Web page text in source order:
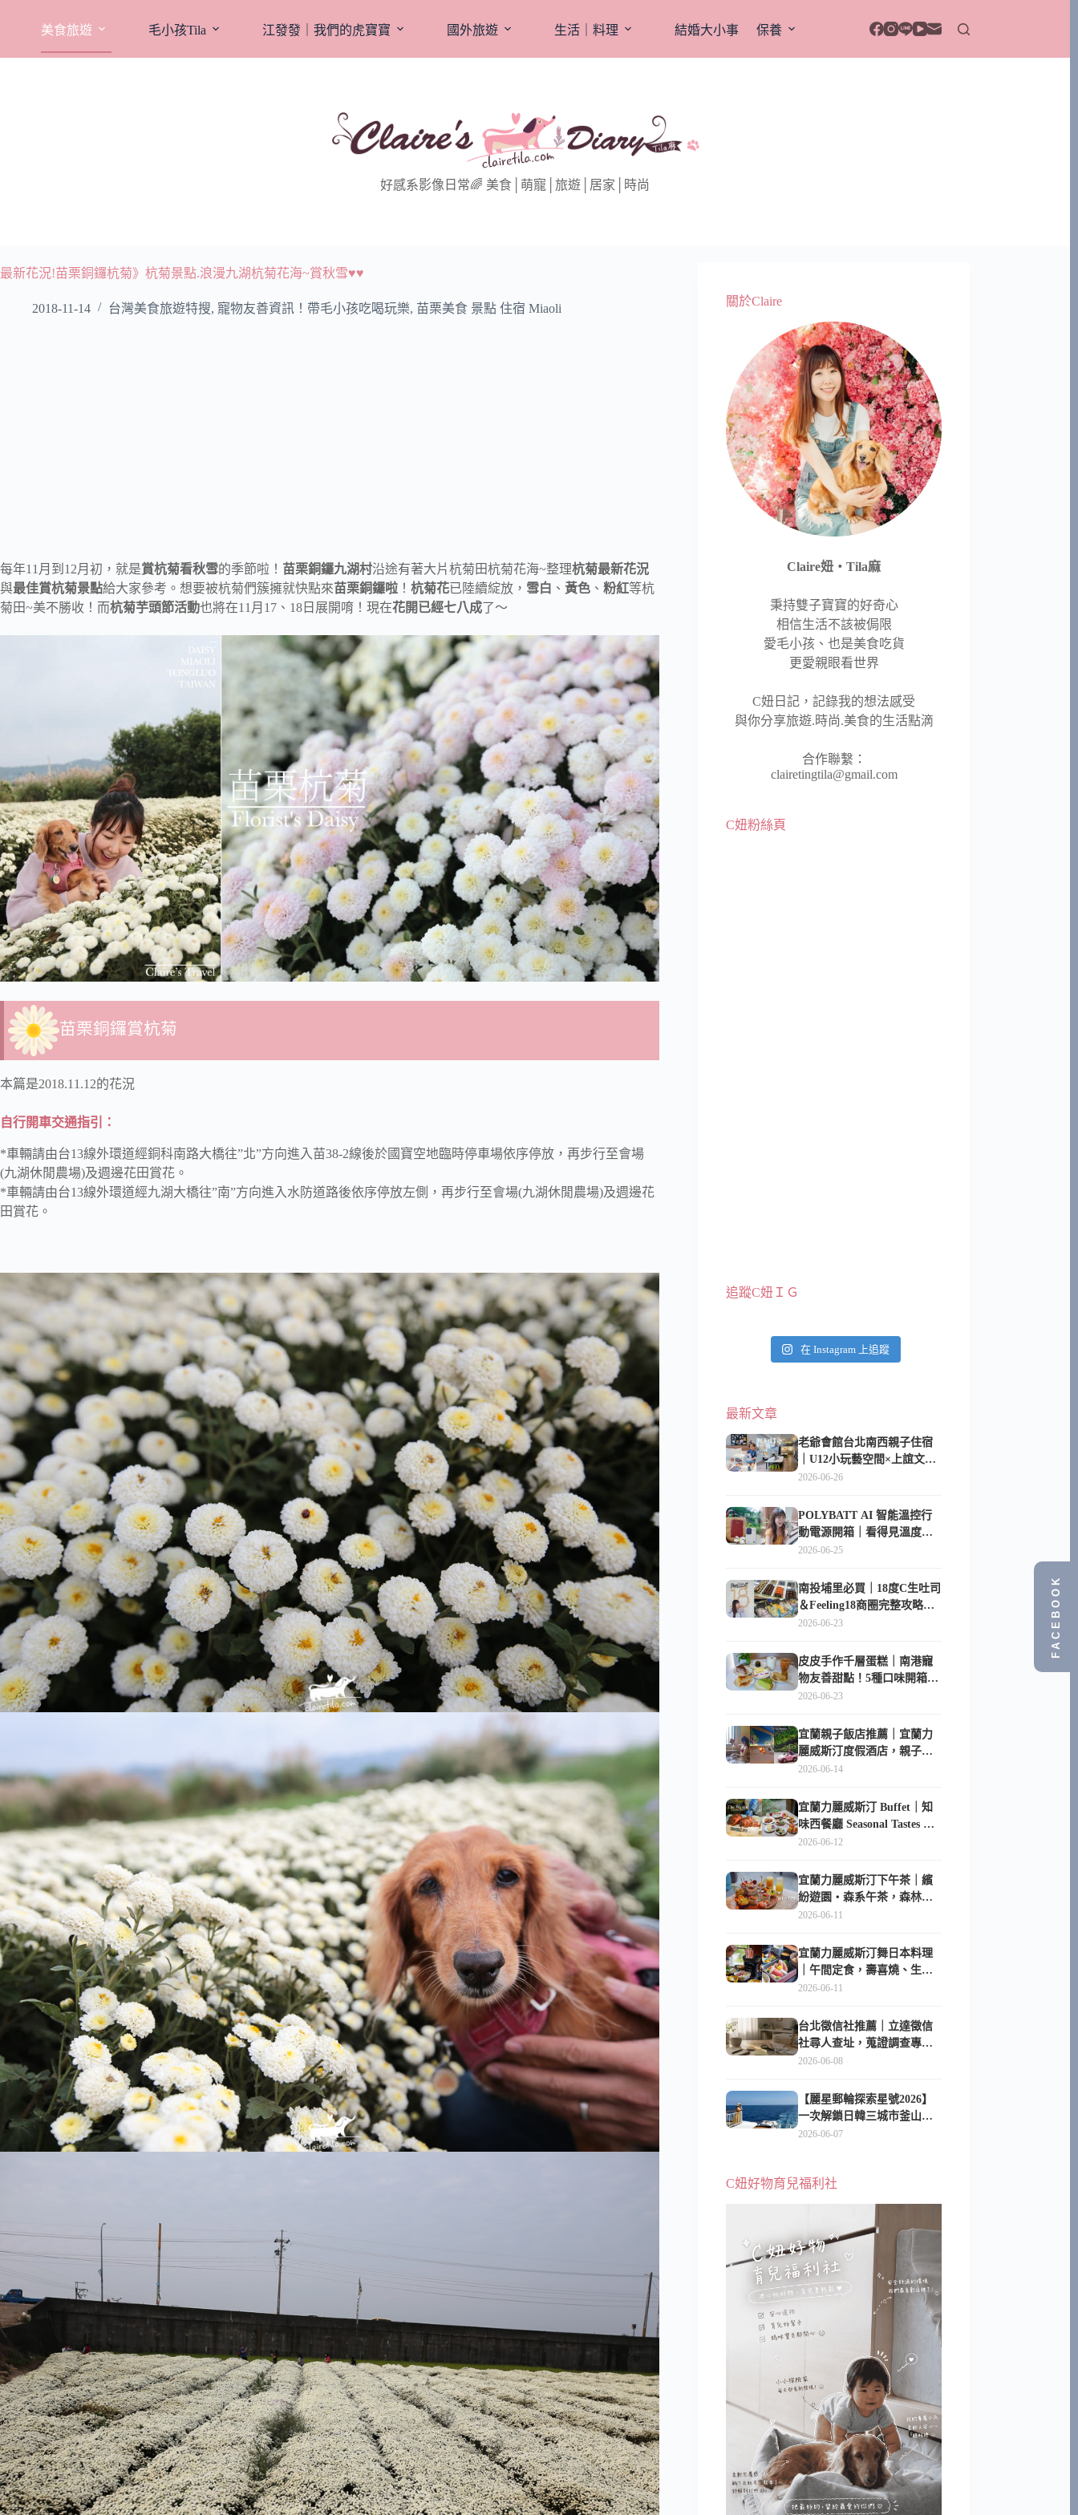
美食旅遊 毛小孩Tila 江發發｜我們的虎寶寶 國外旅遊 生活｜料理 結婚大小事 保養
好感系影像日常🌈 美食│萌寵│旅遊│居家│時尚
最新花況!苗栗銅鑼杭菊》杭菊景點.浪漫九湖杭菊花海~賞秋雪♥♥
2018-11-14 台灣美食旅遊特搜, 寵物友善資訊！帶毛小孩吃喝玩樂, 苗栗美食 景點 住宿 Miaoli
每年11月到12月初，就是賞杭菊看秋雪的季節啦！ 苗栗銅鑼九湖村沿途有著大片杭菊田杭菊花海~整理杭菊最新花況
與最佳賞杭菊景點給大家參考。想要被杭菊們簇擁就快點來苗栗銅鑼啦 ！ 杭菊花已陸續綻放， 雪白 、 黃色 、 粉紅等杭
菊田~美不勝收！而杭菊芋頭節活動也將在11月17、18日展開唷！現在花開已經七八成了～
苗栗銅鑼賞杭菊
本篇是2018.11.12的花況
自行開車交通指引：
*車輛請由台13線外環道經銅科南路大橋往”北”方向進入苗38-2線後於國寶空地臨時停車場依序停放，再步行至會場
(九湖休閒農場)及週邊花田賞花。
*車輛請由台13線外環道經九湖大橋往”南”方向進入水防道路後依序停放左側，再步行至會場(九湖休閒農場)及週邊花
田賞花。
關於Claire
Claire妞‧Tila麻
秉持雙子寶寶的好奇心
相信生活不該被侷限
愛毛小孩、也是美食吃貨
更愛親眼看世界
C妞日記，記錄我的想法感受
與你分享旅遊.時尚.美食的生活點滴
合作聯繫：
clairetingtila@gmail.com
C妞粉絲頁
追蹤C妞ＩＧ
在 Instagram 上追蹤
最新文章
老爺會館台北南西親子住宿
｜U12小玩藝空間×上誼文
化，暑假帶孩子這樣玩
2026-06-26
POLYBATT AI 智能溫控行
動電源開箱｜看得見溫度與
電量，外出更安心的
2026-06-25
南投埔里必買｜18度C生吐司
＆Feeling18商圈完整攻略，
在地人帶路這樣逛
2026-06-23
皮皮手作千層蛋糕｜南港寵
物友善甜點！5種口味開箱，
比Lady M便宜一半的台北隱
2026-06-23
宜蘭親子飯店推薦｜宜蘭力
麗威斯汀度假酒店，親子
房、Buffet、泳池、兒童俱樂
2026-06-14
宜蘭力麗威斯汀 Buffet｜知
味西餐廳 Seasonal Tastes 晚
餐早餐吃什麼？
2026-06-12
宜蘭力麗威斯汀下午茶｜繽
紛遊園・森系午茶，森林系
甜點超好拍
2026-06-11
宜蘭力麗威斯汀舞日本料理
｜午間定食，壽喜燒、生魚
片與日式包廂空間
2026-06-11
台北徵信社推薦｜立達徵信
社尋人查址，蒐證調查專家
陪你找回失聯的家人
2026-06-08
【麗星郵輪探索星號2026】
一次解鎖日韓三城市釜山、
長崎、那霸｜餐點升級、表
2026-06-07
C妞好物育兒福利社
FACEBOOK